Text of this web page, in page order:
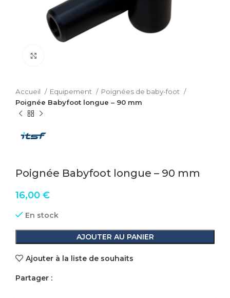
Accueil Equipement
Poignées de baby-foot
Poignée Babyfoot longue – 90 mm
Poignée Babyfoot longue – 90 mm
16,00 €
En stock
AJOUTER AU PANIER
Ajouter à la liste de souhaits
Partager :